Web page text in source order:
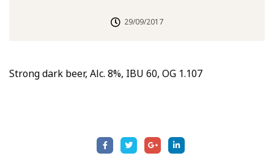
29/09/2017
Strong dark beer, Alc. 8%, IBU 60, OG 1.107